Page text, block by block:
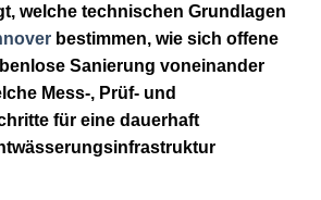
welche technischen Grundlagen
bestimmen, wie sich offene
Sanierung voneinander
Mess-, Prüf- und
für eine dauerhaft